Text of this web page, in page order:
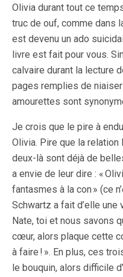
Olivia durant tout ce
truc de ouf, comme dans
est devenu un ado
livre est fait pour vous.
calvaire durant la lecture
pages remplies de
amourettes sont
Je crois que le pire à
Olivia. Pire que la
deux-là sont déjà de
a envie de leur dire : «
fantasmes à la con » (ce
Schwartz a fait d’elle une
Nate, toi et nous savons
cœur, alors plaque cette
à faire ! ». En plus, ces
le bouquin, alors difficile